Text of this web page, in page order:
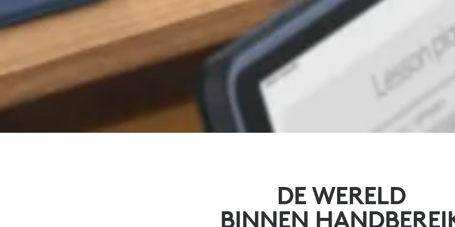
DE WERELD
BINNEN